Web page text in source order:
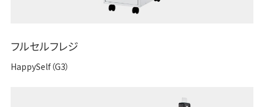
フルセルフレジ
HappySelf（G3）